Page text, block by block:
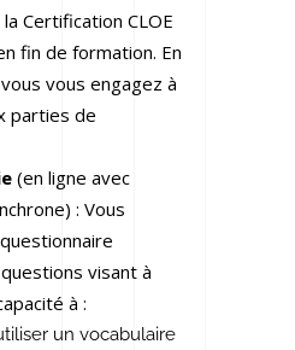
Certification CLOE
fin de formation. En
vous engagez à
parties de
(en ligne avec
: Vous
visant à
à :
un vocabulaire